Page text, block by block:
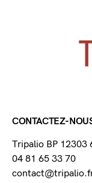
CONTACTEZ-
Tripalio BP 12303
04 81 65 33 70